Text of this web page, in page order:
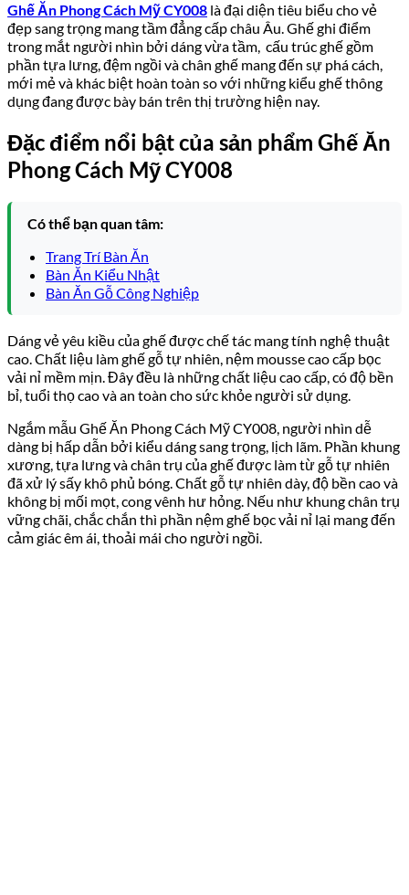
Ghế Ăn Phong Cách Mỹ CY008 là đại diện tiêu biểu cho vẻ
đẹp sang trọng mang tầm đẳng cấp châu Âu. Ghế ghi điểm
trong mắt người nhìn bởi dáng vừa tầm, cấu trúc ghế gồm
phần tựa lưng, đệm ngồi và chân ghế mang đến sự phá cách,
mới mẻ và khác biệt hoàn toàn so với những kiểu ghế thông
dụng đang được bày bán trên thị trường hiện nay.
Đặc điểm nổi bật của sản phẩm Ghế Ăn
Phong Cách Mỹ CY008
Có thể bạn quan tâm:
Trang Trí Bàn Ăn
Bàn Ăn Kiểu Nhật
Bàn Ăn Gỗ Công Nghiệp
Dáng vẻ yêu kiều của ghế được chế tác mang tính nghệ thuật
cao. Chất liệu làm ghế gỗ tự nhiên, nệm mousse cao cấp bọc
vải nỉ mềm mịn. Đây đều là những chất liệu cao cấp, có độ bền
bỉ, tuổi thọ cao và an toàn cho sức khỏe người sử dụng.
Ngắm mẫu Ghế Ăn Phong Cách Mỹ CY008, người nhìn dễ
dàng bị hấp dẫn bởi kiểu dáng sang trọng, lịch lãm. Phần khung
xương, tựa lưng và chân trụ của ghế được làm từ gỗ tự nhiên
đã xử lý sấy khô phủ bóng. Chất gỗ tự nhiên dày, độ bền cao và
không bị mối mọt, cong vênh hư hỏng. Nếu như khung chân trụ
vững chãi, chắc chắn thì phần nệm ghế bọc vải nỉ lại mang đến
cảm giác êm ái, thoải mái cho người ngồi.